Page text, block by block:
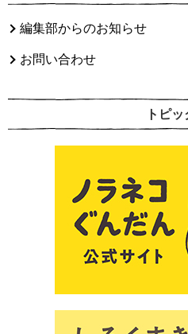
編集部からのお知らせ
お問い合わせ
トピ